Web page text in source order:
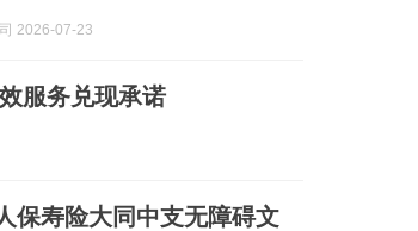
2026-07-23
服务兑现承诺
保寿险大同中支无障碍文